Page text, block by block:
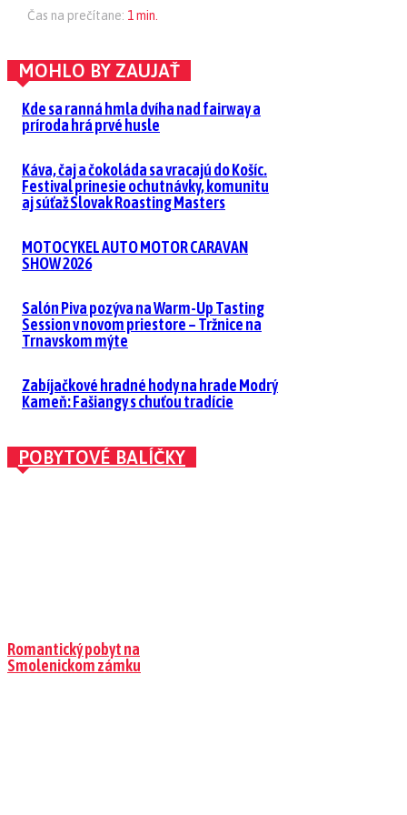
Čas na prečítane: 1min.
MOHLO BY ZAUJAŤ
Kde sa ranná hmla dvíha nad fairway a
príroda hrá prvé husle
Káva, čaj a čokoláda sa vracajú do Košíc.
Festival prinesie ochutnávky, komunitu
aj súťaž Slovak Roasting Masters
MOTOCYKEL AUTO MOTOR CARAVAN
SHOW 2026
Salón Piva pozýva na Warm-Up Tasting
Session v novom priestore – Tržnice na
Trnavskom mýte
Zabíjačkové hradné hody na hrade Modrý
Kameň: Fašiangy s chuťou tradície
POBYTOVÉ BALÍČKY
Romantický pobyt na
Smolenickom zámku